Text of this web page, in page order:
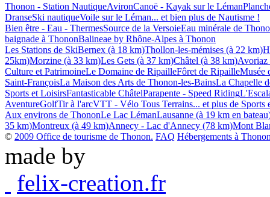
Thonon - Station NautiqueAvironCanoë - Kayak sur le Léman
DranseSki nautiqueVoile sur le Léman... et bien plus de Nautisme !
Bien être - Eau - ThermesSource de la VersoieEau minérale de
baignade à ThononBalineae by Rhône-Alpes à Thonon
Les Stations de SkiBernex (à 18 km)Thollon-les-mémises (à 22 km)
25km)Morzine (à 33 km)Les Gets (à 37 km)Châtel (à 38 km)Avoriaz
Culture et PatrimoineLe Domaine de RipailleFôret de RipailleMusée
Saint-FrançoisLa Maison des Arts de Thonon-les-BainsLa Chapelle
Sports et LoisirsFantasticable ChâtelParapente - Speed Riding
AventureGolfTir à l'arcVTT - Vélo Tous Terrains... et plus de Sports
Aux environs de ThononLe Lac LémanLausanne (à 19 km en
35 km)Montreux (à 49 km)Annecy - Lac d'Annecy (78 km)Mont
© 2009 Office de tourisme de Thonon. FAQ Hébergements à
made by
felix-creation.fr